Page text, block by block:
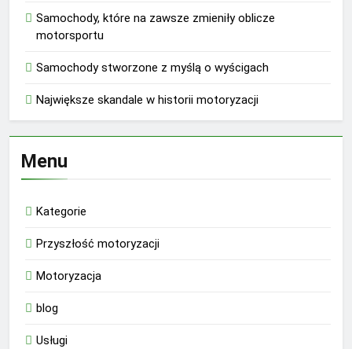
Samochody, które na zawsze zmieniły oblicze
motorsportu
Samochody stworzone z myślą o wyścigach
Największe skandale w historii motoryzacji
Menu
Kategorie
Przyszłość motoryzacji
Motoryzacja
blog
Usługi